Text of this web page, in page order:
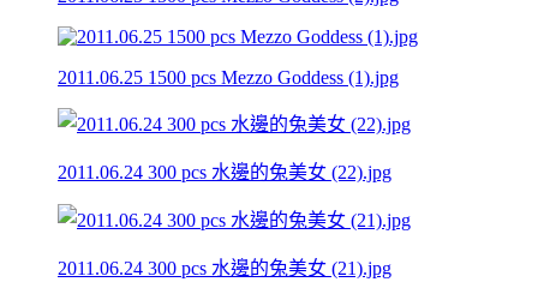
2011.06.25 1500 pcs Mezzo Goddess (1).jpg
2011.06.24 300 pcs 水邊的兔美女 (22).jpg
2011.06.24 300 pcs 水邊的兔美女 (21).jpg